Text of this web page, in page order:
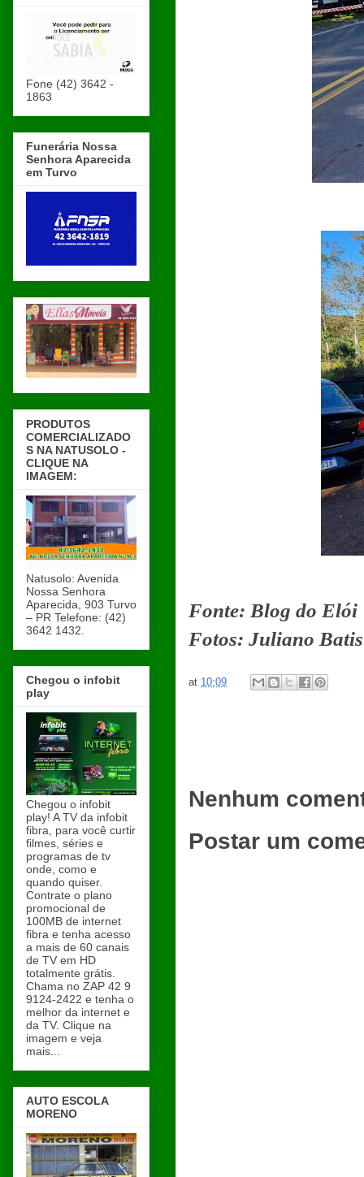
Fonte: Blog do Elói
Fotos: Juliano
at 10:09
Nenhum
Postar um
Fone (42) 3642 -
1863
Funerária Nossa
Senhora Aparecida
em Turvo
PRODUTOS
COMERCIALIZADO
S NA NATUSOLO -
CLIQUE NA
IMAGEM:
Natusolo: Avenida
Nossa Senhora
Aparecida, 903 Turvo
– PR Telefone: (42)
3642 1432.
Chegou o infobit
play
Chegou o infobit
play! A TV da infobit
fibra, para você curtir
filmes, séries e
programas de tv
onde, como e
quando quiser.
Contrate o plano
promocional de
100MB de internet
fibra e tenha acesso
a mais de 60 canais
de TV em HD
totalmente grátis.
Chama no ZAP 42 9
9124-2422 e tenha o
melhor da internet e
da TV. Clique na
imagem e veja
mais...
AUTO ESCOLA
MORENO